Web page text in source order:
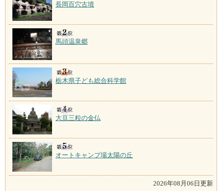
長岡百穴古墳
馬頭温泉郷
栃木県子ども総合科学館
大豆三粒の金仏
オートキャンプ場太陽の丘
2026年08月06日更新